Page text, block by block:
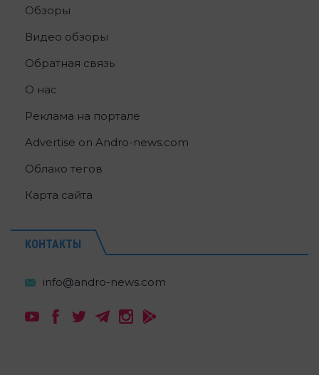
Обзоры
Видео обзоры
Обратная связь
О нас
Реклама на портале
Advertise on Andro-news.com
Облако тегов
Карта сайта
КОНТАКТЫ